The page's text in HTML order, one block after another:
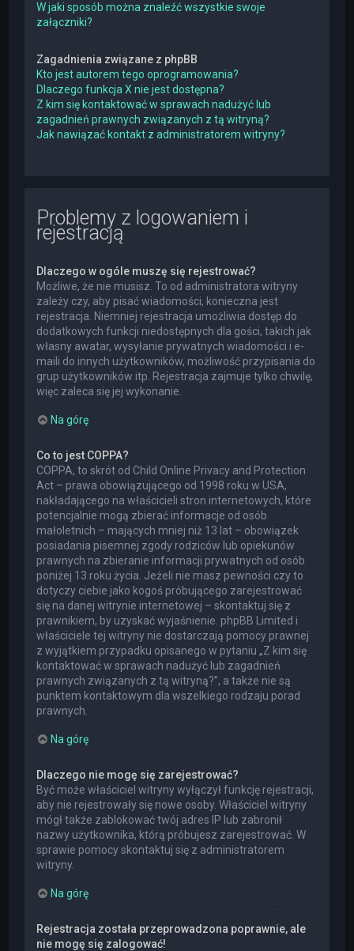
W jaki sposób można znaleźć wszystkie swoje
załączniki?
Zagadnienia związane z phpBB
Kto jest autorem tego oprogramowania?
Dlaczego funkcja X nie jest dostępna?
Z kim się kontaktować w sprawach nadużyć lub
zagadnień prawnych związanych z tą witryną?
Jak nawiązać kontakt z administratorem witryny?
Problemy z logowaniem i
rejestracją
Dlaczego w ogóle muszę się rejestrować?
Możliwe, że nie musisz. To od administratora witryny
zależy czy, aby pisać wiadomości, konieczna jest
rejestracja. Niemniej rejestracja umożliwia dostęp do
dodatkowych funkcji niedostępnych dla gości, takich jak
własny awatar, wysyłanie prywatnych wiadomości i e-
maili do innych użytkowników, możliwość przypisania do
grup użytkowników itp. Rejestracja zajmuje tylko chwilę,
więc zaleca się jej wykonanie.
Na górę
Co to jest COPPA?
COPPA, to skrót od Child Online Privacy and Protection
Act – prawa obowiązującego od 1998 roku w USA,
nakładającego na właścicieli stron internetowych, które
potencjalnie mogą zbierać informacje od osób
małoletnich – mających mniej niż 13 lat – obowiązek
posiadania pisemnej zgody rodziców lub opiekunów
prawnych na zbieranie informacji prywatnych od osób
poniżej 13 roku życia. Jeżeli nie masz pewności czy to
dotyczy ciebie jako kogoś próbującego zarejestrować
się na danej witrynie internetowej – skontaktuj się z
prawnikiem, by uzyskać wyjaśnienie. phpBB Limited i
właściciele tej witryny nie dostarczają pomocy prawnej
z wyjątkiem przypadku opisanego w pytaniu „Z kim się
kontaktować w sprawach nadużyć lub zagadnień
prawnych związanych z tą witryną?”, a także nie są
punktem kontaktowym dla wszelkiego rodzaju porad
prawnych.
Na górę
Dlaczego nie mogę się zarejestrować?
Być może właściciel witryny wyłączył funkcję rejestracji,
aby nie rejestrowały się nowe osoby. Właściciel witryny
mógł także zablokować twój adres IP lub zabronił
nazwy użytkownika, którą próbujesz zarejestrować. W
sprawie pomocy skontaktuj się z administratorem
witryny.
Na górę
Rejestracja została przeprowadzona poprawnie, ale
nie mogę się zalogować!